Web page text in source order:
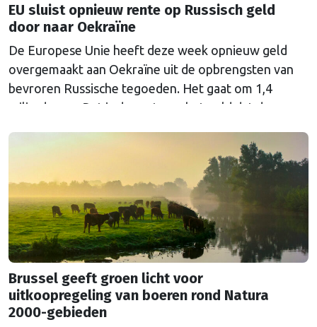
EU sluist opnieuw rente op Russisch geld
door naar Oekraïne
De Europese Unie heeft deze week opnieuw geld
overgemaakt aan Oekraïne uit de opbrengsten van
bevroren Russische tegoeden. Het gaat om 1,4
miljard euro. Dat is de rente op het geld dat de
Euroclear parkeerde. De EU bevroor dat geld na de
Continued
Brussel geeft groen licht voor
uitkoopregeling van boeren rond Natura
2000-gebieden